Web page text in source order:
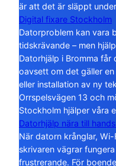
är att det är släppt
Digital fixare Stockholm
Datorproblem kan vara
tidskrävande – men
Datorhjälp i Bromma
oavsett om det gäller
eller installation av ny
Orrspelsvägen 13 och
Stockholm hjälper våra
Datorhjälp nära till
När datorn krånglar,
skrivaren vägrar
frustrerande. För